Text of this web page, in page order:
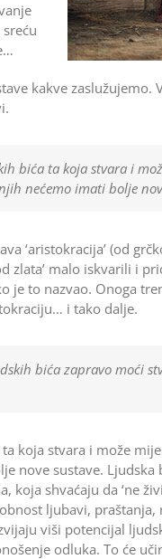
sreću
kakve zaslu­žu­jemo.
bića ta koja stvara i
nećemo imati bolje
‘aristokracija’ (od
zlata’ malo iskvarili i
je to nazvao. Onoga
i tako dalje.
bića zapravo moći
koja stvara i može
nove sustave.
koja shvaćaju da ‘ne
ljubavi, praštanja,
viši potencijal
odluka. To će